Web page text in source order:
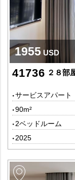
1955 USD
41736 ２８部屋
サービスアパート
90m²
2ベッドルーム
2025